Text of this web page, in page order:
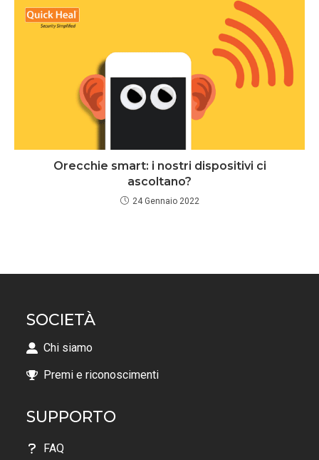
Orecchie smart: i nostri dispositivi ci
ascoltano?
24 Gennaio 2022
SOCIETÀ
Chi siamo
Premi e riconoscimenti
SUPPORTO
FAQ